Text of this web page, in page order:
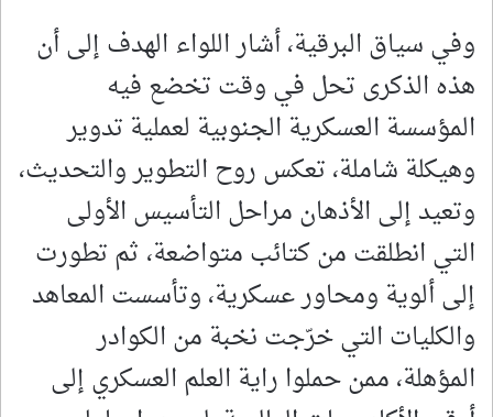
وفي سياق البرقية، أشار اللواء الهدف إلى أن
هذه الذكرى تحل في وقت تخضع فيه
المؤسسة العسكرية الجنوبية لعملية تدوير
وهيكلة شاملة، تعكس روح التطوير والتحديث،
وتعيد إلى الأذهان مراحل التأسيس الأولى
التي انطلقت من كتائب متواضعة، ثم تطورت
إلى ألوية ومحاور عسكرية، وتأسست المعاهد
والكليات التي خرّجت نخبة من الكوادر
المؤهلة، ممن حملوا راية العلم العسكري إلى